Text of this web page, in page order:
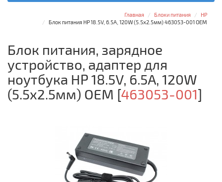
Главная Блоки питания
HP
Блок питания HP 18.5V, 6.5A, 120W (5.5x2.5мм) 463053-001 OEM
Блок питания, зарядное
устройство, адаптер для
ноутбука HP 18.5V, 6.5A, 120W
(5.5x2.5мм) OEM [463053-001]